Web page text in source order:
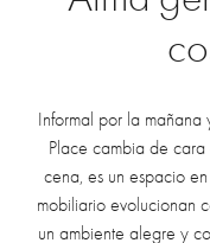
Informal por la mañana
Place cambia de
cena, es un espacio
mobiliario evolucionan
un ambiente alegre y